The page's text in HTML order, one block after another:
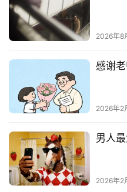
2026年8
感谢
2026年2
男人
2026年2